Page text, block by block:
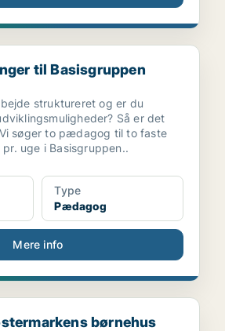
Basisgruppen Solsikken
til Basisgruppen
struktureret og er du
Så er det
søger to pædagog til to faste
uge i Basisgruppen..
Type
Pædagog
Mere info
børnehus
børnehus